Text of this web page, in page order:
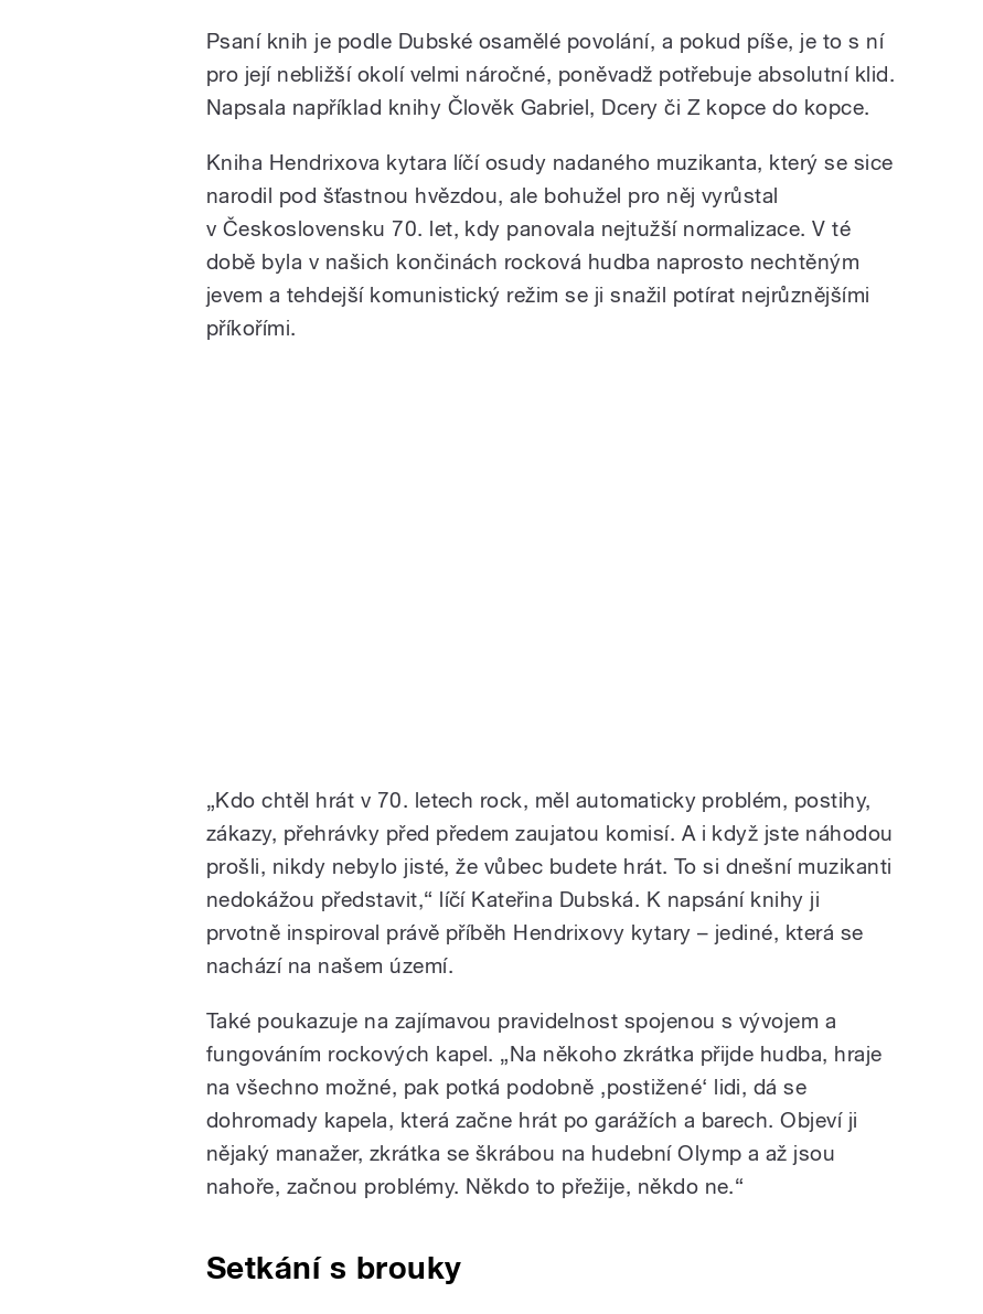
Psaní knih je podle Dubské osamělé povolání, a pokud píše, je to s ní
pro její nebližší okolí velmi náročné, poněvadž potřebuje absolutní klid.
Napsala například knihy Člověk Gabriel, Dcery či Z kopce do kopce.
Kniha Hendrixova kytara líčí osudy nadaného muzikanta, který se sice
narodil pod šťastnou hvězdou, ale bohužel pro něj vyrůstal
v Československu 70. let, kdy panovala nejtužší normalizace. V té
době byla v našich končinách rocková hudba naprosto nechtěným
jevem a tehdejší komunistický režim se ji snažil potírat nejrůznějšími
příkořími.
„Kdo chtěl hrát v 70. letech rock, měl automaticky problém, postihy,
zákazy, přehrávky před předem zaujatou komisí. A i když jste náhodou
prošli, nikdy nebylo jisté, že vůbec budete hrát. To si dnešní muzikanti
nedokážou představit,“ líčí Kateřina Dubská. K napsání knihy ji
prvotně inspiroval právě příběh Hendrixovy kytary – jediné, která se
nachází na našem území.
Také poukazuje na zajímavou pravidelnost spojenou s vývojem a
fungováním rockových kapel. „Na někoho zkrátka přijde hudba, hraje
na všechno možné, pak potká podobně ‚postižené‘ lidi, dá se
dohromady kapela, která začne hrát po garážích a barech. Objeví ji
nějaký manažer, zkrátka se škrábou na hudební Olymp a až jsou
nahoře, začnou problémy. Někdo to přežije, někdo ne.“
Setkání s brouky